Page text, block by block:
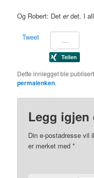
Og Robert: Deterdet. I
Tweet
Dette innlegget ble
permalenken.
Legg igjen
Din e-postadresse vil
er merket med*